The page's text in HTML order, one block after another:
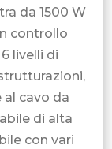
da 1500 W
controllo
livelli di
al cavo da
di alta
con vari